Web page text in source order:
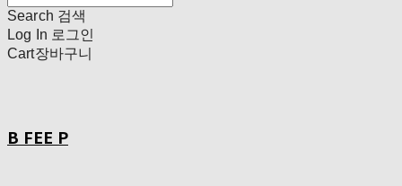
Search 검색
Log In 로그인
Cart장바구니
B FEE P